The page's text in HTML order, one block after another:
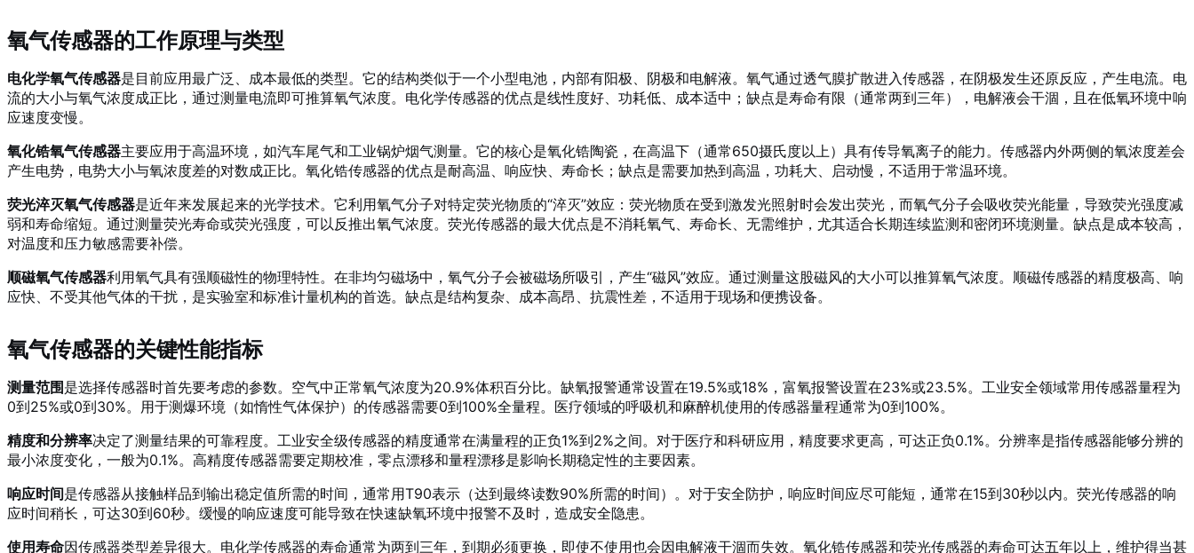
氧气传感器的工作原理与类型
电化学氧气传感器是目前应用最广泛、成本最低的类型。它的结构类似于一个小型电池，内部有阳极、阴极和电解液。氧气通过透气膜扩散进入传感器，在阴极发生还原反应，产生电流。电
流的大小与氧气浓度成正比，通过测量电流即可推算氧气浓度。电化学传感器的优点是线性度好、功耗低、成本适中；缺点是寿命有限（通常两到三年），电解液会干涸，且在低氧环境中响
应速度变慢。
氧化锆氧气传感器主要应用于高温环境，如汽车尾气和工业锅炉烟气测量。它的核心是氧化锆陶瓷，在高温下（通常650摄氏度以上）具有传导氧离子的能力。传感器内外两侧的氧浓度差会
产生电势，电势大小与氧浓度差的对数成正比。氧化锆传感器的优点是耐高温、响应快、寿命长；缺点是需要加热到高温，功耗大、启动慢，不适用于常温环境。
荧光淬灭氧气传感器是近年来发展起来的光学技术。它利用氧气分子对特定荧光物质的“淬灭”效应：荧光物质在受到激发光照射时会发出荧光，而氧气分子会吸收荧光能量，导致荧光强度减
弱和寿命缩短。通过测量荧光寿命或荧光强度，可以反推出氧气浓度。荧光传感器的最大优点是不消耗氧气、寿命长、无需维护，尤其适合长期连续监测和密闭环境测量。缺点是成本较高，
对温度和压力敏感需要补偿。
顺磁氧气传感器利用氧气具有强顺磁性的物理特性。在非均匀磁场中，氧气分子会被磁场所吸引，产生“磁风”效应。通过测量这股磁风的大小可以推算氧气浓度。顺磁传感器的精度极高、响
应快、不受其他气体的干扰，是实验室和标准计量机构的首选。缺点是结构复杂、成本高昂、抗震性差，不适用于现场和便携设备。
氧气传感器的关键性能指标
测量范围是选择传感器时首先要考虑的参数。空气中正常氧气浓度为20.9%体积百分比。缺氧报警通常设置在19.5%或18%，富氧报警设置在23%或23.5%。工业安全领域常用传感器量程为
0到25%或0到30%。用于测爆环境（如惰性气体保护）的传感器需要0到100%全量程。医疗领域的呼吸机和麻醉机使用的传感器量程通常为0到100%。
精度和分辨率决定了测量结果的可靠程度。工业安全级传感器的精度通常在满量程的正负1%到2%之间。对于医疗和科研应用，精度要求更高，可达正负0.1%。分辨率是指传感器能够分辨的
最小浓度变化，一般为0.1%。高精度传感器需要定期校准，零点漂移和量程漂移是影响长期稳定性的主要因素。
响应时间是传感器从接触样品到输出稳定值所需的时间，通常用T90表示（达到最终读数90%所需的时间）。对于安全防护，响应时间应尽可能短，通常在15到30秒以内。荧光传感器的响
应时间稍长，可达30到60秒。缓慢的响应速度可能导致在快速缺氧环境中报警不及时，造成安全隐患。
使用寿命因传感器类型差异很大。电化学传感器的寿命通常为两到三年，到期必须更换，即使不使用也会因电解液干涸而失效。氧化锆传感器和荧光传感器的寿命可达五年以上，维护得当甚